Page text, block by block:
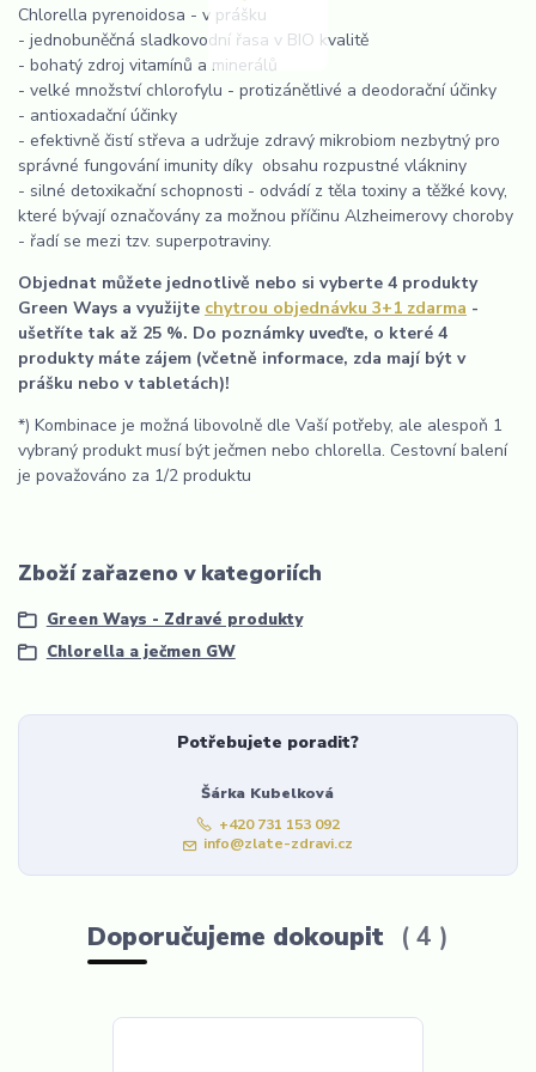
Chlorella pyrenoidosa - v prášku
- jednobuněčná sladkovodní řasa v BIO kvalitě
- bohatý zdroj vitamínů a minerálů
- velké množství chlorofylu - protizánětlivé a deodorační účinky
- antioxadační účinky
- efektivně čistí střeva a udržuje zdravý mikrobiom nezbytný pro
správné fungování imunity díky obsahu rozpustné vlákniny
- silné detoxikační schopnosti - odvádí z těla toxiny a těžké kovy,
které bývají označovány za možnou příčinu Alzheimerovy choroby
- řadí se mezi tzv. superpotraviny.
Objednat můžete jednotlivě nebo si vyberte 4 produkty
Green Ways a využijte chytrou objednávku 3+1 zdarma -
ušetříte tak až 25 %. Do poznámky uveďte, o které 4
produkty máte zájem (včetně informace, zda mají být v
prášku nebo v tabletách)!
*) Kombinace je možná libovolně dle Vaší potřeby, ale alespoň 1
vybraný produkt musí být ječmen nebo chlorella. Cestovní balení
je považováno za 1/2 produktu
Zboží zařazeno v kategoriích
Green Ways - Zdravé produkty
Chlorella a ječmen GW
Potřebujete poradit?
Šárka Kubelková
+420 731 153 092
info@zlate-zdravi.cz
Doporučujeme dokoupit 4